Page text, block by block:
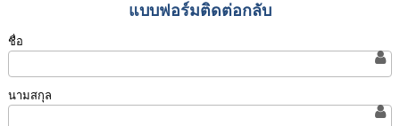
แบบฟอร์มติดต่อกลับ
ชื่อ
นามสกุล